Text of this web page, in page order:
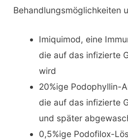
Behandlungsmöglichkeiten
Imiquimod, eine
die auf das infizierte
wird
20%ige Podophyllin-
die auf das infizierte
und später
0,5%ige Podofilox-